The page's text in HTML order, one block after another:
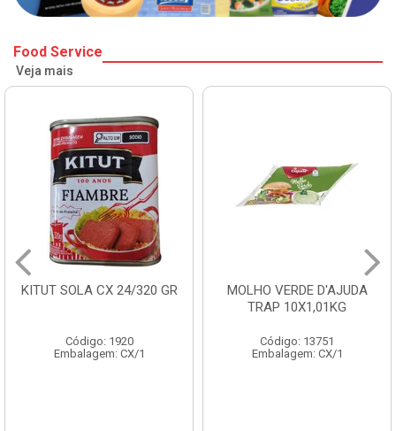
Food Service
Veja mais
KITUT SOLA CX 24/320 GR
Código: 1920
Embalagem: CX/1
MOLHO VERDE D'AJUDA
TRAP 10X1,01KG
Código: 13751
Embalagem: CX/1